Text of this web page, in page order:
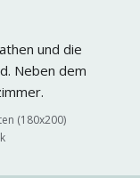
und die
Neben dem
(180x200)